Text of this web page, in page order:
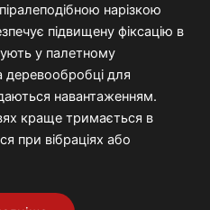
нарізкою
підвищену фіксацію в
у палетному
деревообробці для
навантаженням.
краще тримається в
при вібраціях або